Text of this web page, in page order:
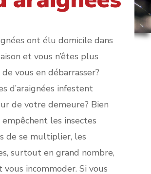
ont élu domicile dans
et vous n’êtes plus
vous en débarrasser?
d’araignées infestent
de votre demeure? Bien
empêchent les insectes
de se multiplier, les
surtout en grand nombre,
vous incommoder. Si vous